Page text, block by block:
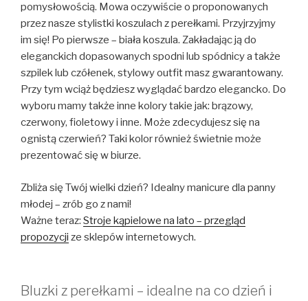
pomysłowością. Mowa oczywiście o proponowanych
przez nasze stylistki koszulach z perełkami. Przyjrzyjmy
im się! Po pierwsze – biała koszula. Zakładając ją do
eleganckich dopasowanych spodni lub spódnicy a także
szpilek lub czółenek, stylowy outfit masz gwarantowany.
Przy tym wciąż będziesz wyglądać bardzo elegancko. Do
wyboru mamy także inne kolory takie jak: brązowy,
czerwony, fioletowy i inne. Może zdecydujesz się na
ognistą czerwień? Taki kolor również świetnie może
prezentować się w biurze.
Zbliża się Twój wielki dzień? Idealny manicure dla panny
młodej – zrób go z nami!
Ważne teraz: Stroje kąpielowe na lato – przegląd
propozycji ze sklepów internetowych.
Bluzki z perełkami – idealne na co dzień i